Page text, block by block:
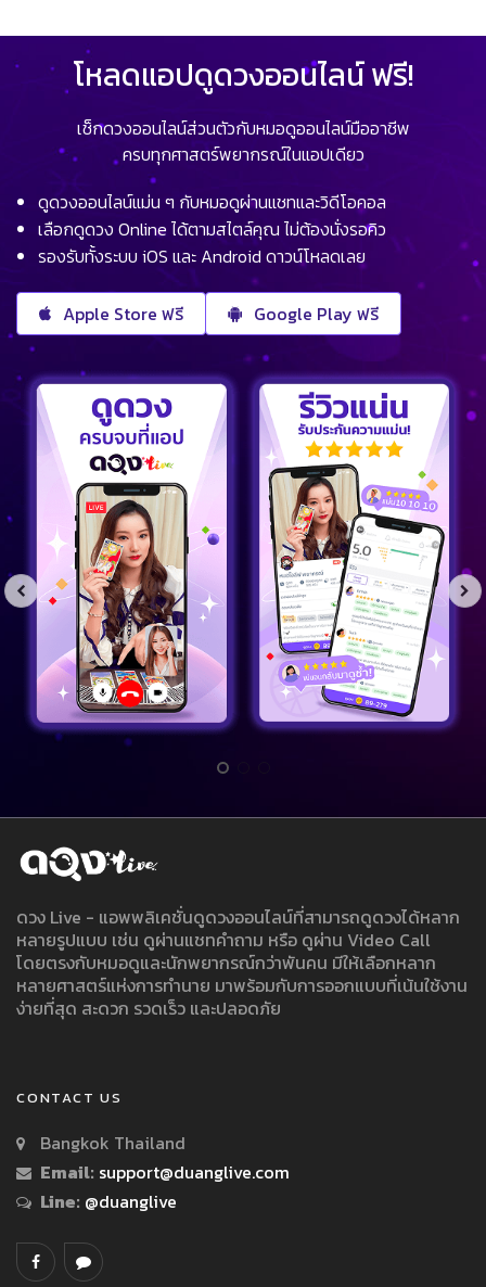
โหลดแอปดูดวงออนไลน์ ฟรี!
เช็กดวงออนไลน์ส่วนตัวกับหมอดูออนไลน์มืออาชีพ
ครบทุกศาสตร์พยากรณ์ในแอปเดียว
ดูดวงออนไลน์แม่น ๆ กับหมอดูผ่านแชทและวิดีโอคอล
เลือกดูดวง Online ได้ตามสไตล์คุณ ไม่ต้องนั่งรอคิว
รองรับทั้งระบบ iOS และ Android ดาวน์โหลดเลย
Apple Store ฟรี Google Play ฟรี
ดวง Live - แอพพลิเคชั่นดูดวงออนไลน์ที่สามารถดูดวงได้หลาก
หลายรูปแบบ เช่น ดูผ่านแชทคำถาม หรือ ดูผ่าน Video Call
โดยตรงกับหมอดูและนักพยากรณ์กว่าพันคน มีให้เลือกหลาก
หลายศาสตร์แห่งการทำนาย มาพร้อมกับการออกแบบที่เน้นใช้งาน
ง่ายที่สุด สะดวก รวดเร็ว และปลอดภัย
CONTACT US
Bangkok Thailand
Email: support@duanglive.com
Line: @duanglive